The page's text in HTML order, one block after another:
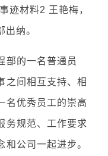
迹材料2 王艳梅，
纳。
部的一名普通员
之间相互支持、相
名优秀员工的崇高
务规范、工作要求
公司一起进步。